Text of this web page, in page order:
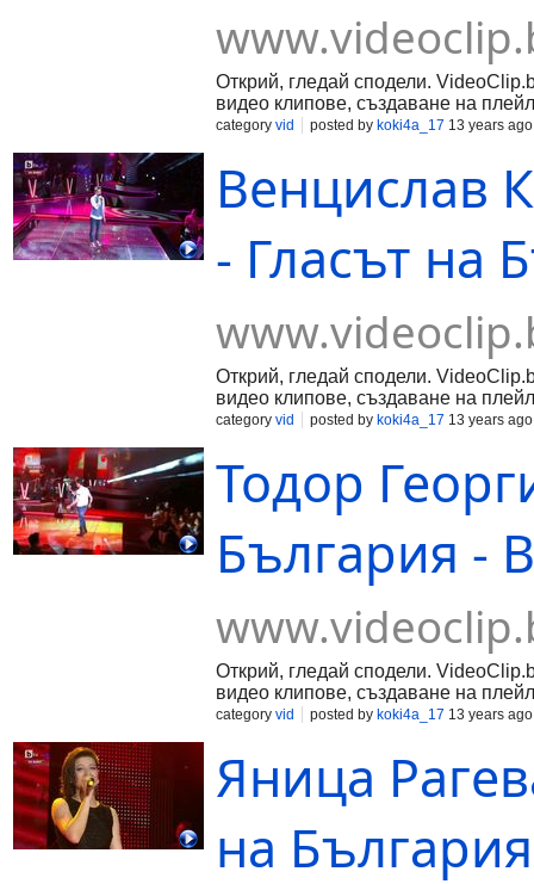
Открий, гледай сподели.
видео клипове, създаване на
category vid posted by koki4a_17 13 years ago
Венцислав
- Гласът на
Открий, гледай сподели.
видео клипове, създаване на
category vid posted by koki4a_17 13 years ago
Тодор
България -
Открий, гледай сподели.
видео клипове, създаване на
category vid posted by koki4a_17 13 years ago
Яница
на